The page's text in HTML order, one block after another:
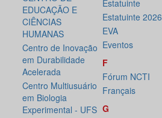
EDUCAÇÃO E
CIÊNCIAS
HUMANAS
Centro de Inovação
em Durabilidade
Acelerada
Centro Multiusuário
em Biologia
Experimental - UFS
Estatuinte
Estatuinte 2026
EVA
Eventos
F
Fórum NCTI
Français
G